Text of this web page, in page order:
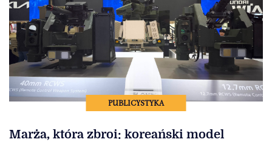
PUBLICYSTYKA
Marża, która zbroi: koreański model